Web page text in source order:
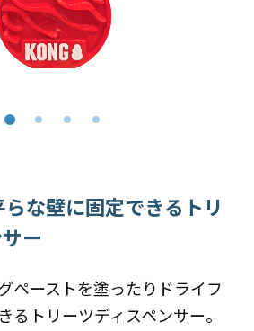
な壁に固定できるトリ
ー
ペーストを塗ったりドライフ
るトリーツディスペンサー。